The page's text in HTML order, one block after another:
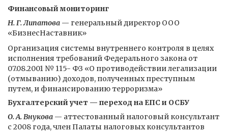
Финансовый мониторинг
Н. Г. Липатова — генеральный директор ООО
«БизнесНаставник»
Организация системы внутреннего контроля в целях
исполнения требований Федерального закона от
07.08.2001 № 115- ФЗ «О противодействии легализации
(отмыванию) доходов, полученных преступным
путем, и финансированию терроризма»
Бухгалтерский учет — переход на ЕПС и ОСБУ
О. А. Внукова — аттестованный налоговый консультант
с 2008 года, член Палаты налоговых консультантов